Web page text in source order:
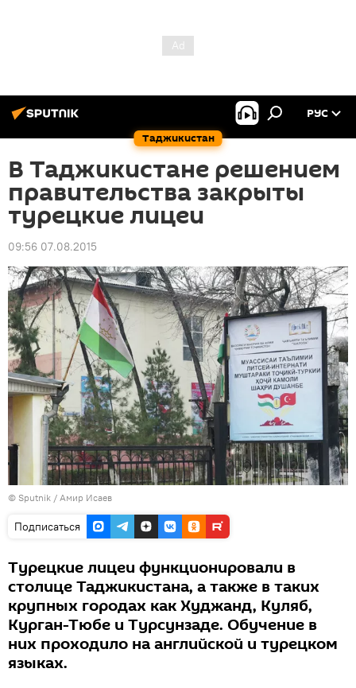
Таджикистан
РУС
В Таджикистане решением
правительства закрыты
турецкие лицеи
09:56 07.08.2015
© Sputnik / Амир Исаев
Подписаться
Турецкие лицеи функционировали в
столице Таджикистана, а также в таких
крупных городах как Худжанд, Куляб,
Курган-Тюбе и Турсунзаде. Обучение в
них проходило на английской и турецком
языках.